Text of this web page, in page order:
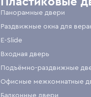
Панорамные двери
Раздвижные окна для
E-Slide
Входная дверь
Подъёмно-раздвижные
Офисные межкомнатные